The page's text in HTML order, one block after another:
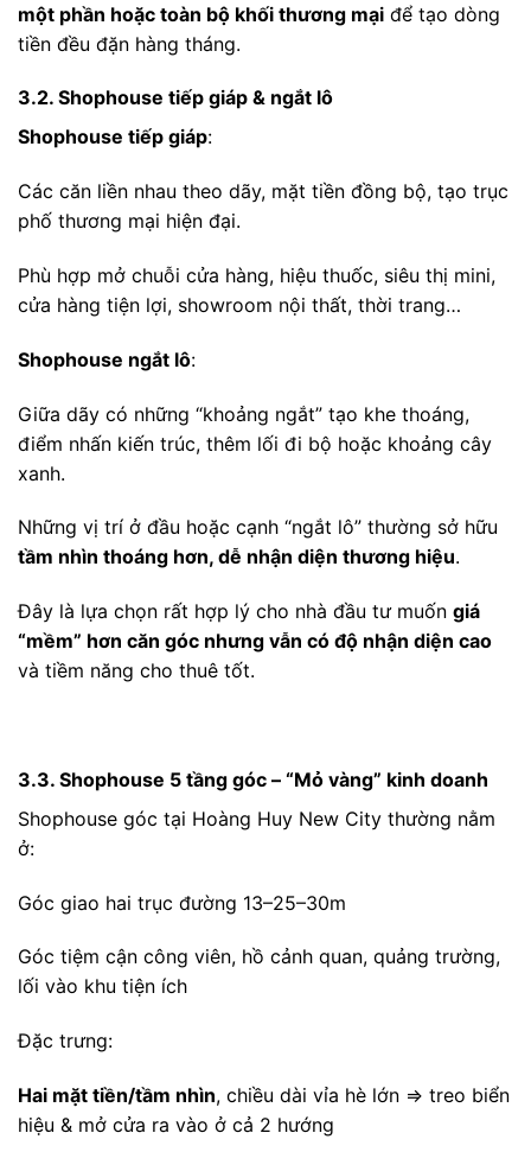
một phần hoặc toàn bộ khối thương mại để tạo dòng
tiền đều đặn hàng tháng.
3.2. Shophouse tiếp giáp & ngắt lô
Shophouse tiếp giáp:
Các căn liền nhau theo dãy, mặt tiền đồng bộ, tạo trục
phố thương mại hiện đại.
Phù hợp mở chuỗi cửa hàng, hiệu thuốc, siêu thị mini,
cửa hàng tiện lợi, showroom nội thất, thời trang…
Shophouse ngắt lô:
Giữa dãy có những “khoảng ngắt” tạo khe thoáng,
điểm nhấn kiến trúc, thêm lối đi bộ hoặc khoảng cây
xanh.
Những vị trí ở đầu hoặc cạnh “ngắt lô” thường sở hữu
tầm nhìn thoáng hơn, dễ nhận diện thương hiệu.
Đây là lựa chọn rất hợp lý cho nhà đầu tư muốn giá
“mềm” hơn căn góc nhưng vẫn có độ nhận diện cao
và tiềm năng cho thuê tốt.
3.3. Shophouse 5 tầng góc – “Mỏ vàng” kinh doanh
Shophouse góc tại Hoàng Huy New City thường nằm
ở:
Góc giao hai trục đường 13–25–30m
Góc tiệm cận công viên, hồ cảnh quan, quảng trường,
lối vào khu tiện ích
Đặc trưng:
Hai mặt tiền/tầm nhìn, chiều dài vỉa hè lớn ⇒ treo biển
hiệu & mở cửa ra vào ở cả 2 hướng